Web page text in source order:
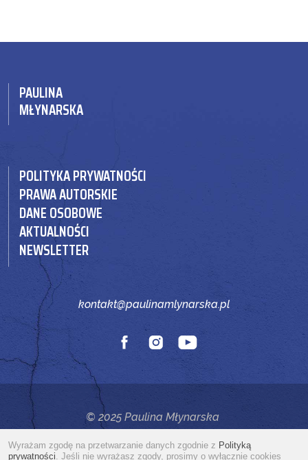
PAULINA
MŁYNARSKA
POLITYKA PRYWATNOŚCI
PRAWA AUTORSKIE
DANE OSOBOWE
AKTUALNOŚCI
NEWSLETTER
kontakt@paulinamlynarska.pl
© 2025 Paulina Młynarska
Website bywww.pineum.com
Wyrażam zgodę na przetwarzanie danych zgodnie z Polityką
prywatności. Jeśli nie wyrażasz zgody, prosimy o wyłącznie cookies